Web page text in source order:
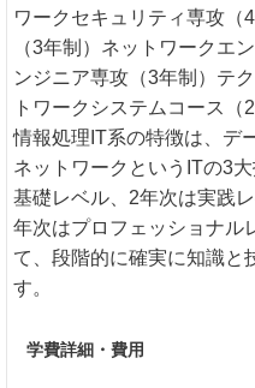
ワークセキュリティ専攻（
（3年制）ネットワークエ
ンジニア専攻（3年制）テ
トワークシステムコース（
情報処理IT系の特徴は、デ
ネットワークというITの3
基礎レベル、2年次は実践
年次はプロフェッショナル
て、段階的に確実に知識と
す。
学費詳細・費用